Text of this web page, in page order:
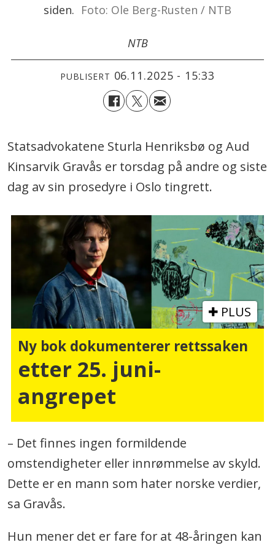
siden. Foto: Ole Berg-Rusten / NTB
NTB
PUBLISERT 06.11.2025 - 15:33
Statsadvokatene Sturla Henriksbø og Aud
Kinsarvik Gravås er torsdag på andre og siste
dag av sin prosedyre i Oslo tingrett.
PLUS
Ny bok dokumenterer rettssaken
etter 25. juni-
angrepet
– Det finnes ingen formildende
omstendigheter eller innrømmelse av skyld.
Dette er en mann som hater norske verdier,
sa Gravås.
Hun mener det er fare for at 48-åringen kan